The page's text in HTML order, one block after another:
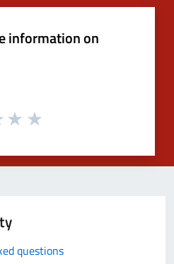
information on
questions